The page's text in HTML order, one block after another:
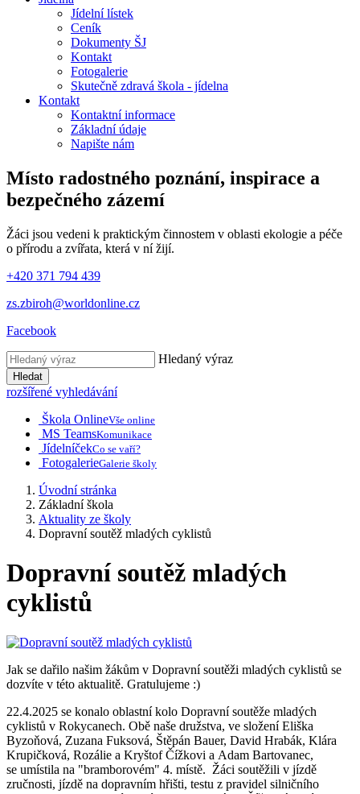
Jídelní lístek
Ceník
Dokumenty ŠJ
Kontakt
Fotogalerie
Skutečně zdravá škola - jídelna
Kontakt
Kontaktní informace
Základní údaje
Napište nám
Místo radostného poznání, inspirace a
bezpečného zázemí
Žáci jsou vedeni k praktickým činnostem v oblasti ekologie a péče
o přírodu a zvířata, která v ní žijí.
+420 371 794 439
zs.zbiroh@worldonline.cz
Facebook
Hledaný výraz
Hledat
rozšířené vyhledávání
Škola OnlineVše online
MS TeamsKomunikace
JídelníčekCo se vaří?
FotogalerieGalerie školy
Úvodní stránka
Základní škola
Aktuality ze školy
Dopravní soutěž mladých cyklistů
Dopravní soutěž mladých
cyklistů
Jak se dařilo našim žákům v Dopravní soutěži mladých cyklistů se
dozvíte v této aktualitě. Gratulujeme :)
22.4.2025 se konalo oblastní kolo Dopravní soutěže mladých
cyklistů v Rokycanech. Obě naše družstva, ve složení Eliška
Byzoňová, Zuzana Fuksová, Štěpán Bauer, David Hrabák, Klára
Krupičková, Rozálie a Kryštof Čížkovi a Adam Bartovanec,
se umístila na "bramborovém" 4. místě. Žáci soutěžili v jízdě
zručnosti, jízdě na dopravním hřišti, testu z pravidel silničního